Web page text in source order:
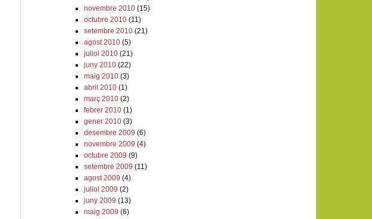
novembre 2010 (15)
octubre 2010 (11)
setembre 2010 (21)
agost 2010 (5)
juliol 2010 (21)
juny 2010 (22)
maig 2010 (3)
abril 2010 (1)
març 2010 (2)
febrer 2010 (1)
gener 2010 (3)
desembre 2009 (6)
novembre 2009 (4)
octubre 2009 (9)
setembre 2009 (11)
agost 2009 (4)
juliol 2009 (2)
juny 2009 (13)
maig 2009 (6)